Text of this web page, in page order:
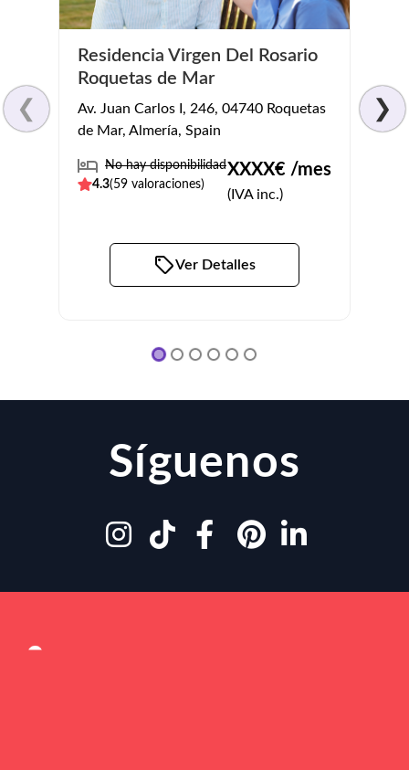
❮
Residencia Virgen Del Rosario
Roquetas de Mar
Av. Juan Carlos I, 246, 04740 Roquetas
de Mar, Almería, Spain
No hay disponibilidad
4.3(59 valoraciones)
XXXX€ /mes
(IVA inc.)
Ver Detalles
Av.
❯
Síguenos